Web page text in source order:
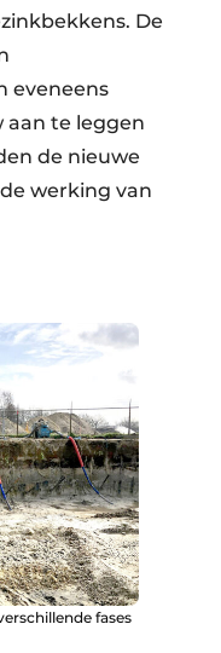
De
eveneens
aan te leggen
de nieuwe
werking van
fases